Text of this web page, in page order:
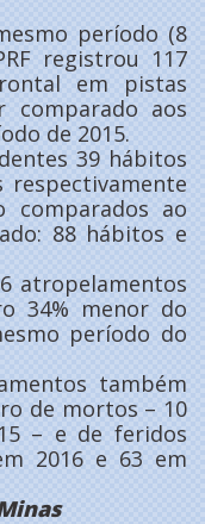
período (8
registrou 117
em pistas
comparado aos
de 2015.
39 hábitos
respectivamente
comparados ao
88 hábitos e
atropelamentos
34% menor do
período do
também
de mortos – 10
– e de feridos
2016 e 63 em